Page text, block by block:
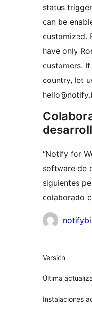
status trigger
can be
customized.
have only
customers.
country, let
“Notify for
software de
siguientes
colaborado
Meta
Versión
Última
Instalaciones